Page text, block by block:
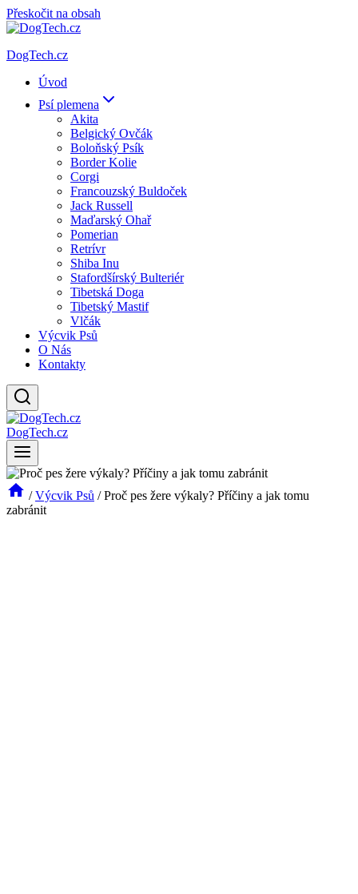
Přeskočit na obsah
DogTech.cz
Úvod
Psí plemena
Akita
Belgický Ovčák
Boloňský Psík
Border Kolie
Corgi
Francouzský Buldoček
Jack Russell
Maďarský Ohař
Pomerian
Retrívr
Shiba Inu
Stafordšírský Bulteriér
Tibetská Doga
Tibetský Mastif
Vlčák
Výcvik Psů
O Nás
Kontakty
DogTech.cz
/ Výcvik Psů / Proč pes žere výkaly? Příčiny a jak tomu
zabránit